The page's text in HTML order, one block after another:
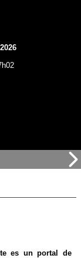
es un portal de